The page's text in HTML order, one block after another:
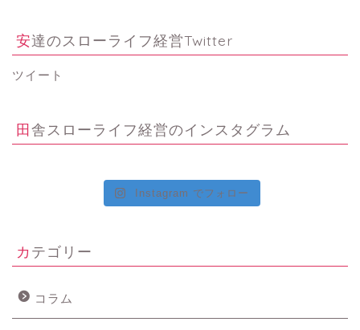
安達のスローライフ経営Twitter
ツイート
田舎スローライフ経営のインスタグラム
Instagram でフォロー
カテゴリー
コラム